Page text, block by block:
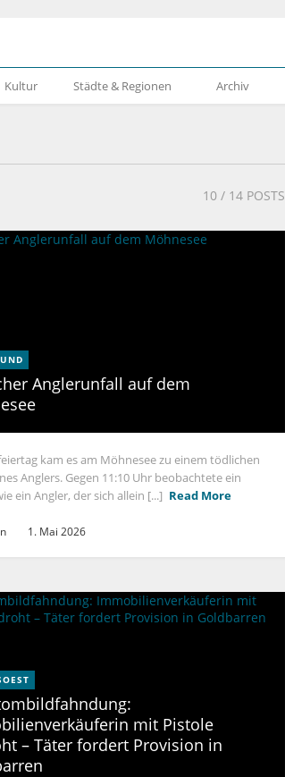
Kultur Städte & Regionen Archiv
10 / 14 POSTS
Anglerunfall auf dem
kam es am Möhnesee zu einem tödlichen
Anglers. Gegen 11:10 Uhr beobachtete ein
ein Angler, der sich allein [...] Read More
1. Mai 2026
mit Pistole
– Täter fordert Provision in